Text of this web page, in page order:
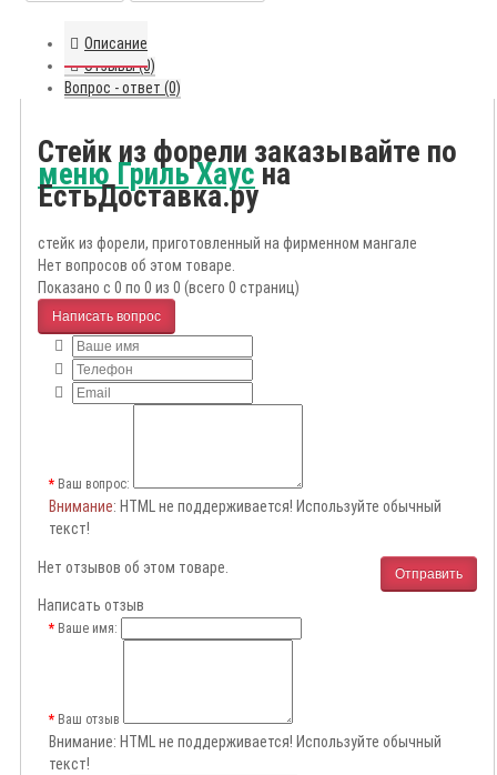
Описание
Отзывы (0)
Вопрос - ответ (0)
Стейк из форели заказывайте по
меню Гриль Хаусна
ЕстьДоставка.ру
стейк из форели, приготовленный на фирменном мангале
Нет вопросов об этом товаре.
Показано с 0 по 0 из 0 (всего 0 страниц)
Написать вопрос
Ваш вопрос:
Внимание: HTML не поддерживается! Используйте обычный
текст!
Отправить
Нет отзывов об этом товаре.
Написать отзыв
Ваше имя:
Ваш отзыв
Внимание: HTML не поддерживается! Используйте обычный
текст!